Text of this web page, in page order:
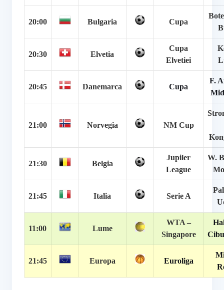
20:00 Bulgaria Cupa
20:30 Elvetia
Cupa
Elvetiei
20:45 Danemarca Cupa
F.
21:00 Norvegia NM Cup
21:30 Belgia
Jupiler
League
W.
21:45 Italia Serie A
11:00 Lume
WTA –
Singapore
21:45 Europa Euroliga